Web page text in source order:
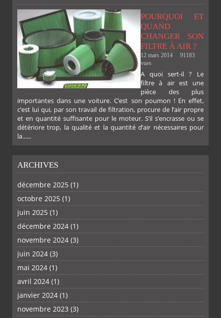
PLUS
POURQUOI ET
QUAND
CHANGER SON
FILTRE À AIR ?
12 mars 2014
91183
vues
A quoi sert-il ? Le
filtre à air est une
pièce des plus
importantes dans une voiture. C’est son poumon ! En effet,
c’est lui qui, par son travail de filtration, procure de l’air propre
et en quantité suffisante pour le moteur. S’il s’encrasse ou se
détériore trop, la qualité et la quantité d’air nécessaires pour
la......
ARCHIVES
décembre 2025 (1)
octobre 2025 (1)
juin 2025 (1)
décembre 2024 (1)
novembre 2024 (3)
juin 2024 (3)
mai 2024 (1)
avril 2024 (1)
janvier 2024 (1)
novembre 2023 (3)